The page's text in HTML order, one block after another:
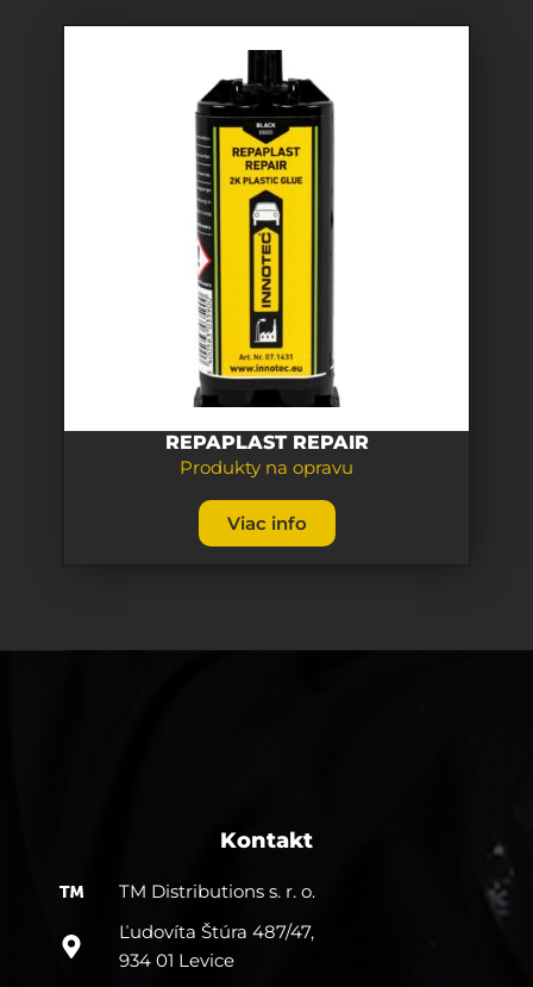
REPAPLAST REPAIR
Produkty na opravu
Viac info
Kontakt
TM Distributions s. r. o.
Ľudovíta Štúra 487/47,
934 01 Levice